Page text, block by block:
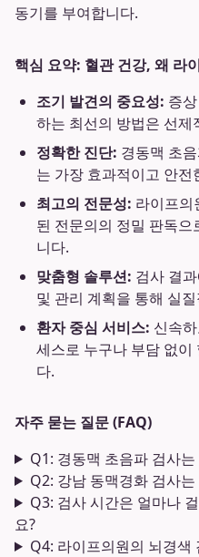
동기를 부여합니다.
핵심 요약: 혈관 건강, 왜 라
조기 발견의 중요성: 증
하는 최선의 방법은 선제
정확한 진단: 경동맥 초
는 가장 효과적이고 안
최고의 전문성: 라이프의
된 전문의의 정밀 판독
니다.
맞춤형 솔루션: 검사 결
및 관리 계획을 통해 실
환자 중심 서비스: 신속
세스로 누구나 부담 없이
다.
자주 묻는 질문 (FAQ)
Q1: 경동맥 초음파 검사
Q2: 강남 동맥경화 검사
Q3: 검사 시간은 얼마나
요?
Q4: 라이프의원의 뇌경색